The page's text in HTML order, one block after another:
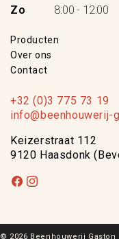
Zo
8:00 - 12:00
Producten
Over ons
Contact
+32 (0)3 775 73 19
info@beenhouwerij-
Keizerstraat 112
9120 Haasdonk
Facebook
Instagram
© 2026 Beenhouwerij Gaston